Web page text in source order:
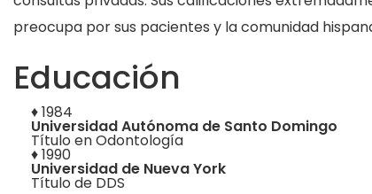
preocupa por sus pacientes y la comunidad
Educación
♦ 1984
Universidad Autónoma de Santo Domingo
Título en Odontología
♦ 1990
Universidad de Nueva York
Título de DDS